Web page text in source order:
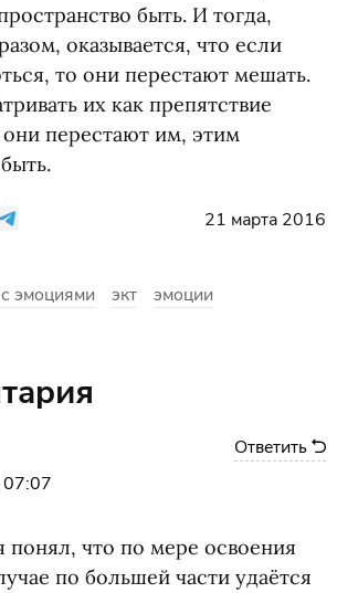
быть. И тогда,
оказывается, что если
то они перестают мешать.
их как препятствие
перестают им, этим
21 марта 2016
эмоциями экт эмоции
Ответить
07:07
понял, что по мере освоения
по большей части удаётся